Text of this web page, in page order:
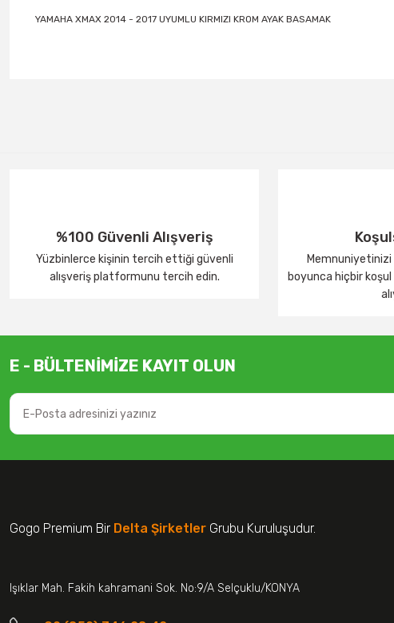
YAMAHA XMAX 2014 - 2017 UYUMLU KIRMIZI KROM AYAK BASAMAK
%100 Güvenli Alışveriş
Yüzbinlerce kişinin tercih ettiği güvenli
alışveriş platformunu tercih edin.
Memnuniyetinizi
boyunca hiçbir
E - BÜLTENİMİZE KAYIT OLUN
Gogo Premium Bir Delta Şirketler Grubu Kuruluşudur.
Işıklar Mah. Fakih kahramani Sok. No:9/A Selçuklu/KONYA